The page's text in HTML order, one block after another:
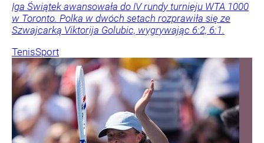
Iga Świątek awansowała do IV rundy turnieju WTA 1000
w Toronto. Polka w dwóch setach rozprawiła się ze
Szwajcarką Viktorija Golubic, wygrywając 6:2, 6:1.
TenisSport